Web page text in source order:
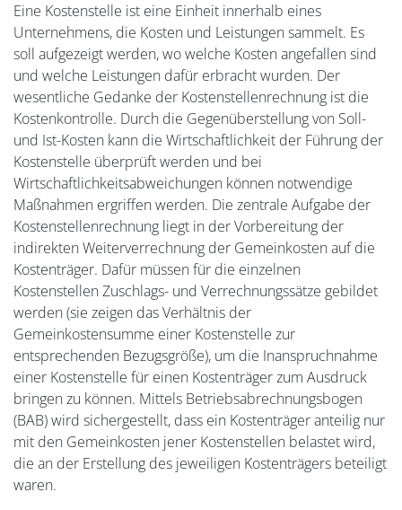
Eine Kostenstelle ist eine Einheit innerhalb eines
Unternehmens, die Kosten und Leistungen sammelt. Es
soll aufgezeigt werden, wo welche Kosten angefallen sind
und welche Leistungen dafür erbracht wurden. Der
wesentliche Gedanke der Kostenstellenrechnung ist die
Kostenkontrolle. Durch die Gegenüberstellung von Soll-
und Ist-Kosten kann die Wirtschaftlichkeit der Führung der
Kostenstelle überprüft werden und bei
Wirtschaftlichkeitsabweichungen können notwendige
Maßnahmen ergriffen werden. Die zentrale Aufgabe der
Kostenstellenrechnung liegt in der Vorbereitung der
indirekten Weiterverrechnung der Gemeinkosten auf die
Kostenträger. Dafür müssen für die einzelnen
Kostenstellen Zuschlags- und Verrechnungssätze gebildet
werden (sie zeigen das Verhältnis der
Gemeinkostensumme einer Kostenstelle zur
entsprechenden Bezugsgröße), um die Inanspruchnahme
einer Kostenstelle für einen Kostenträger zum Ausdruck
bringen zu können. Mittels Betriebsabrechnungsbogen
(BAB) wird sichergestellt, dass ein Kostenträger anteilig nur
mit den Gemeinkosten jener Kostenstellen belastet wird,
die an der Erstellung des jeweiligen Kostenträgers beteiligt
waren.